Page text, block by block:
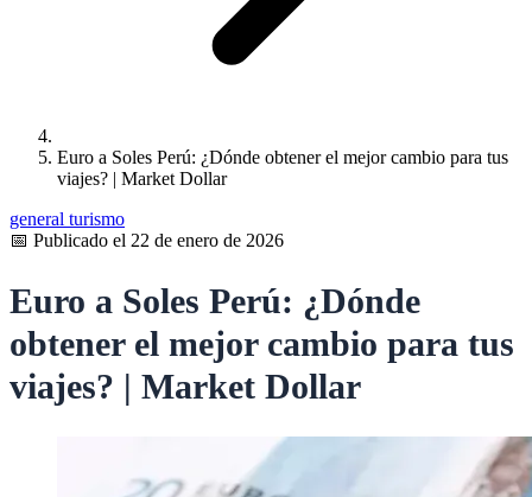
Euro a Soles Perú: ¿Dónde obtener el mejor cambio para tus
viajes? | Market Dollar
general turismo
📅 Publicado el 22 de enero de 2026
Euro a Soles Perú: ¿Dónde
obtener el mejor cambio para tus
viajes? | Market Dollar